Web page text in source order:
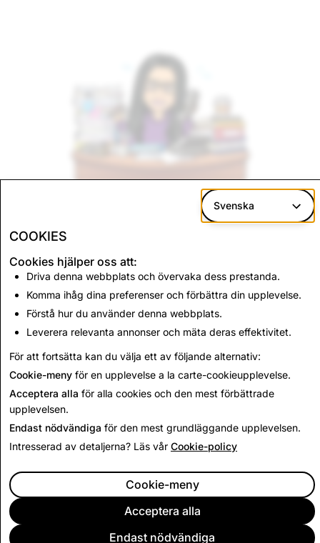
Snap Political and Advocacy
Advertising Policies
Read Next
Svenska
COOKIES
Cookies hjälper oss att:
Driva denna webbplats och övervaka dess prestanda.
Komma ihåg dina preferenser och förbättra din upplevelse.
Förstå hur du använder denna webbplats.
Leverera relevanta annonser och mäta deras effektivitet.
För att fortsätta kan du välja ett av följande alternativ:
Cookie-meny för en upplevelse a la carte-cookieupplevelse.
Acceptera alla för alla cookies och den mest förbättrade
upplevelsen.
Endast nödvändiga för den mest grundläggande upplevelsen.
Intresserad av detaljerna? Läs vår Cookie-policy
Endast nödvändiga
Acceptera alla
Cookie-meny